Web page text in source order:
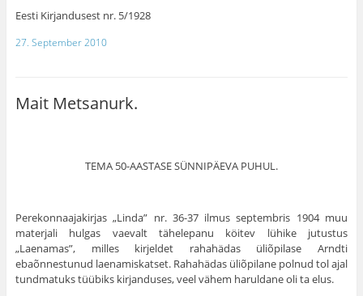
Eesti Kirjandusest nr. 5/1928
27. September 2010
Mait Metsanurk.
TEMA 50-AASTASE SÜNNIPÄEVA PUHUL.
Perekonnaajakirjas „Linda” nr. 36-37 ilmus septembris 1904 muu
materjali hulgas vaevalt tähelepanu köitev lühike jutustus
„Laenamas”, milles kirjeldet rahahädas üliõpilase Arndti
ebaõnnestunud laenamiskatset. Rahahädas üliõpilane polnud tol ajal
tundmatuks tüübiks kirjanduses, veel vähem haruldane oli ta elus.